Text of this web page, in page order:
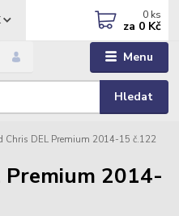
Menu
Hledat
0 ks
za 0 Kč
Chris DEL Premium 2014-15 č.122
Premium 2014-